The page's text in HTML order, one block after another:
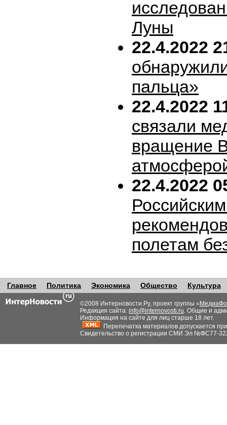
Луны
22.4.2022
пальца»
22.4.2022
связали
вращение
22.4.2022
полетам
Главное Политика Экономика Общество Культура
©2008 Интерновости.Ру, проект группы «
Редакция сайта: info@internovosti.ru. Общие и
Информация на сайте для лиц старше 18 лет.
Перепечатка материалов допускается
Свидетельство о регистрации СМИ Эл №ФС77-